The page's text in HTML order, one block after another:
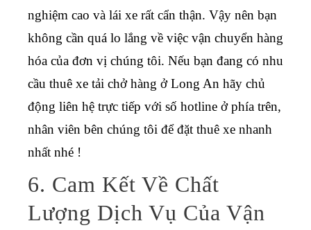
nghiệm cao và lái xe rất cẩn thận. Vậy nên bạn
không cần quá lo lắng về việc vận chuyển hàng
hóa của đơn vị chúng tôi. Nếu bạn đang có nhu
cầu thuê xe tải chở hàng ở Long An hãy chủ
động liên hệ trực tiếp với số hotline ở phía trên,
nhân viên bên chúng tôi để đặt thuê xe nhanh
nhất nhé !
6. Cam Kết Về Chất
Lượng Dịch Vụ Của Vận